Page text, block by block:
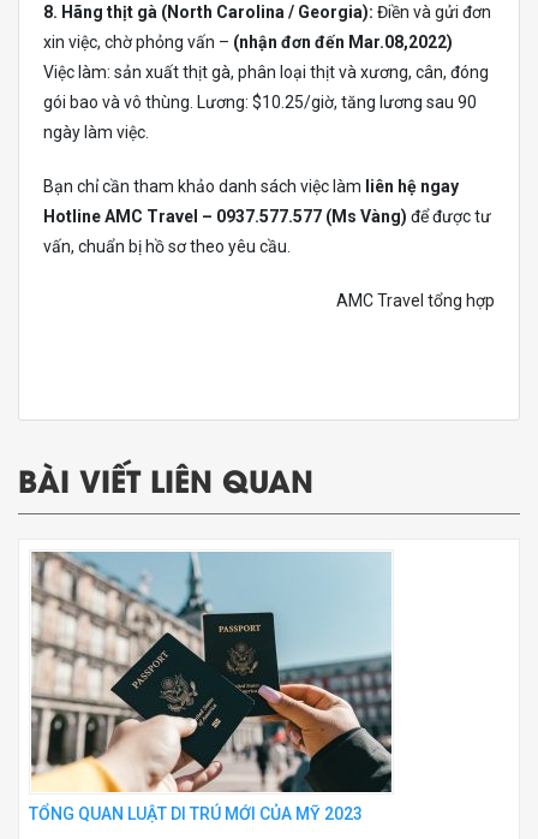
8. Hãng thịt gà (North Carolina / Georgia): Điền và gửi đơn
xin việc, chờ phỏng vấn – (nhận đơn đến Mar.08,2022)
Việc làm: sản xuất thịt gà, phân loại thịt và xương, cân, đóng
gói bao và vô thùng. Lương: $10.25/giờ, tăng lương sau 90
ngày làm việc.
Bạn chỉ cần tham khảo danh sách việc làm liên hệ ngay
Hotline AMC Travel – 0937.577.577 (Ms Vàng) để được tư
vấn, chuẩn bị hồ sơ theo yêu cầu.
AMC Travel tổng hợp
BÀI VIẾT LIÊN QUAN
TỔNG QUAN LUẬT DI TRÚ MỚI CỦA MỸ 2023